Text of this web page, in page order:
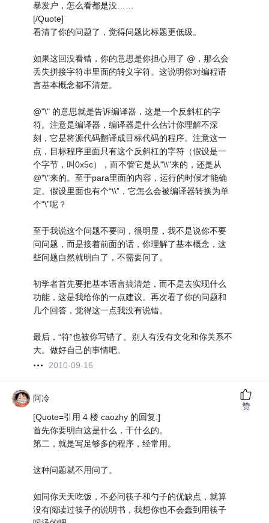
暴发户，怎么看都是没……
[/Quote]
看清了你的问题了，觉得问题比标题更低级。
如果这回没看错，你的意思是你担心用了 @，那么会
丢失拼接字符串里面的转义字符。这说明你对编程语
言基本概念都不清楚。
@"\" 的意思就是告诉编译器，这是一个反斜杠的字
符。注意是编译器，编译器是什么估计你理解不深
刻，它是将源代码翻译成目标代码的程序。注意这一
点，目标程序里面只有这个反斜杠的字符（假设是一
个字节，叫0x5c），而不管它是从"\\"来的，还是从
@"\"来的。至于para里面的内容，运行的时候才能确
定。假设里面也有个“\\”，它怎么会被编译器转换为单
个“\”呢？
至于我说这个问题不要问，很明显，我不是说你不要
问问题，而是接着前面的话，你理解了基本概念，这
些问题自然就明白了，不需要问了。
初学者首先要把基本语言搞清楚，而不是去实现什么
功能，这是我给你的一点建议。再次看了你的问题和
几个回答，觉得这一点我没有说错。
最后，“符”也被你写错了。别人有没有文化和你关系不
大。做好自己的事情吧。
2010-09-16
阿冷
[Quote=引用 4 楼 caozhy 的回复:]
首先你要明白这是什么，干什么的。
第二，就是写足够多的程序，经常用。
这种问题就不用问了。
如同你天天吃饭，不必问筷子和勺子的优缺点，就算
没有阅读过筷子的说明书，我想你也不会蠢到用筷子
赞